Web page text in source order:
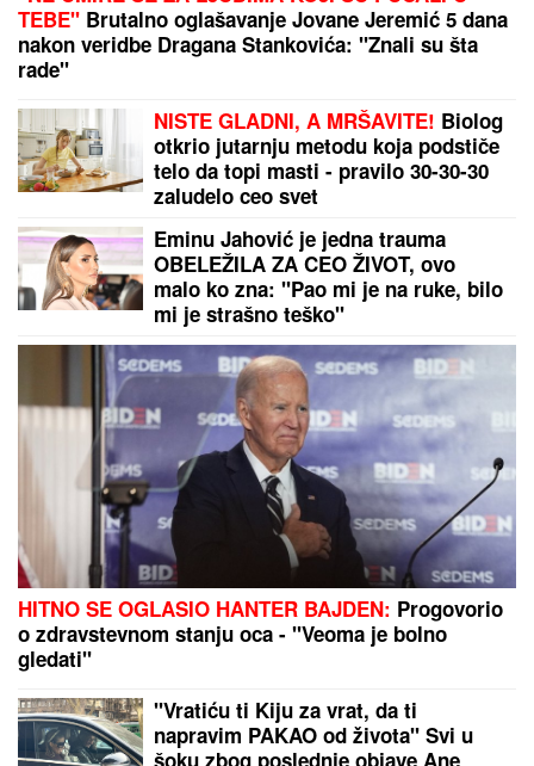
"HTEO JE DA NAS PRIJAVI CENTRU ZA SOCIJALNI
RAD"Verica Rakočević na početku karijere prošla
kroz pakao, ove reč i danas joj odzvanjaju u ušima:
ZEMLjOTRES U SRBIJI! Evo gde se
zatreslo
"SRAMOTA ME OD NJE"Asmin
Durdžić SUROVO O MAJCI Mevlidi
nakon što je dala svoj sud o Maji
Marinković: "Mora da bude svesna
da je domaćica!"